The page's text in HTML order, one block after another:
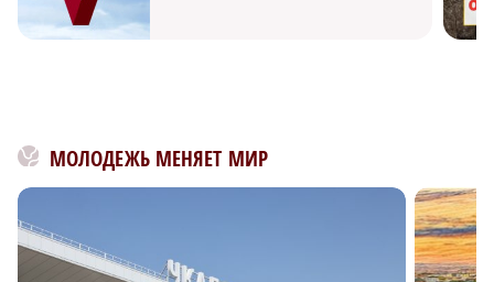
МОЛОДЕЖЬ МЕНЯЕТ МИР